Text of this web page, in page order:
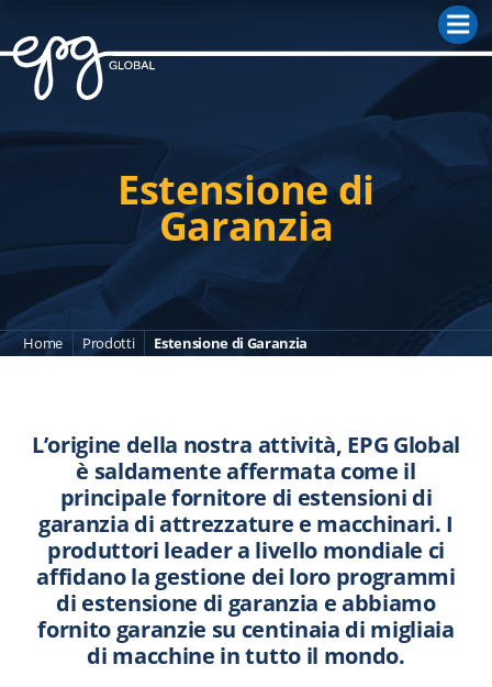
Estensione di
Garanzia
Home Prodotti Estensione di Garanzia
L’origine della nostra attività, EPG Global
è saldamente affermata come il
principale fornitore di estensioni di
garanzia di attrezzature e macchinari. I
produttori leader a livello mondiale ci
affidano la gestione dei loro programmi
di estensione di garanzia e abbiamo
fornito garanzie su centinaia di migliaia
di macchine in tutto il mondo.